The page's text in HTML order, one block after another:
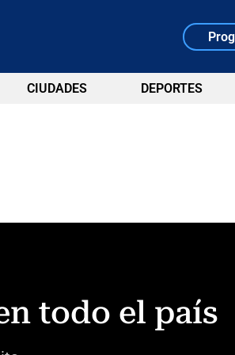
CIUDADES DEPORTES
todo el país